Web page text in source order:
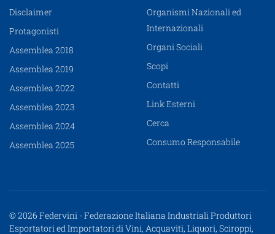
Disclaimer
Protagonisti
Assemblea 2018
Assemblea 2019
Assemblea 2022
Assemblea 2023
Assemblea 2024
Assemblea 2025
Organismi Nazionali ed
Internazionali
Organi Sociali
Scopi
Contatti
Link Esterni
Cerca
Consumo Responsabile
© 2026 Federvini - Federazione Italiana Industriali Produttori
Esportatori ed Importatori di Vini, Acquaviti, Liquori, Sciroppi,